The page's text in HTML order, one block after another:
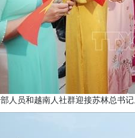
人员和越南人社群迎接苏林总书记